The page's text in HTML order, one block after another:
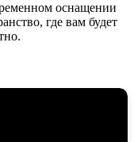
оснащении
где вам будет